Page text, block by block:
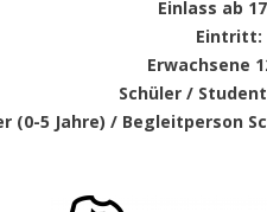
Einlass ab
Eintritt:
Erwachsene
Schüler /
(0-5 Jahre) / Begleitperson